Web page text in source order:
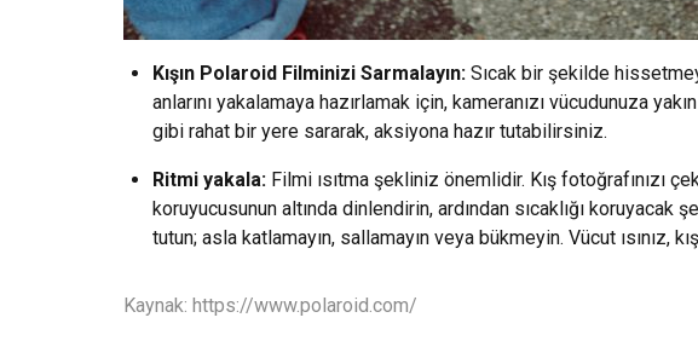
Kışın Polaroid Filminizi Sarmalayın: Sıcak bir şekilde
anlarını yakalamaya hazırlamak için, kameranızı vücudunuza
gibi rahat bir yere sararak, aksiyona hazır tutabilirsiniz.
Ritmi yakala: Filmi ısıtma şekliniz önemlidir. Kış fotoğrafınızı
koruyucusunun altında dinlendirin, ardından sıcaklığı
tutun; asla katlamayın, sallamayın veya bükmeyin. Vücut ısınız,
Kaynak: https://www.polaroid.com/